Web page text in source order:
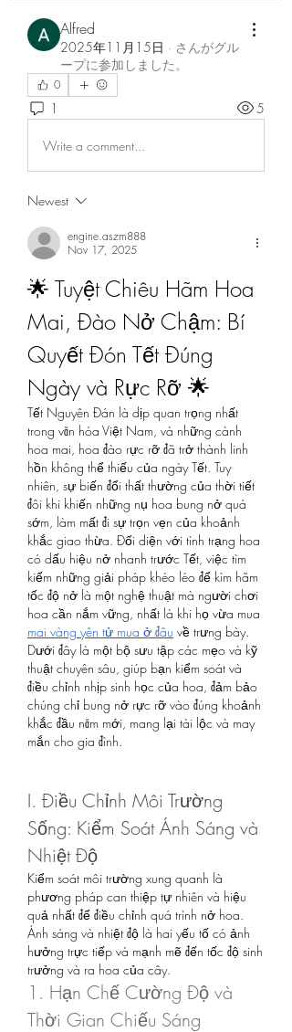
Alfred
2025年11月15日 · さんがグル
ープに参加しました。
0
1 5
Write a comment...
Newest
engine.aszm888
Nov 17, 2025
🌟 Tuyệt Chiêu Hãm Hoa
Mai, Đào Nở Chậm: Bí
Quyết Đón Tết Đúng
Ngày và Rực Rỡ 🌟
Tết Nguyên Đán là dịp quan trọng nhất
trong văn hóa Việt Nam, và những cành
hoa mai, hoa đào rực rỡ đã trở thành linh
hồn không thể thiếu của ngày Tết. Tuy
nhiên, sự biến đổi thất thường của thời tiết
đôi khi khiến những nụ hoa bung nở quá
sớm, làm mất đi sự trọn vẹn của khoảnh
khắc giao thừa. Đối diện với tình trạng hoa
có dấu hiệu nở nhanh trước Tết, việc tìm
kiếm những giải pháp khéo léo để kìm hãm
tốc độ nở là một nghệ thuật mà người chơi
mai vàng yên tử mua ở đâu về trưng bày.
Dưới đây là một bộ sưu tập các mẹo và kỹ
thuật chuyên sâu, giúp bạn kiểm soát và
điều chỉnh nhịp sinh học của hoa, đảm bảo
chúng chỉ bung nở rực rỡ vào đúng khoảnh
khắc đầu năm mới, mang lại tài lộc và may
mắn cho gia đình.
I. Điều Chỉnh Môi Trường
Sống: Kiểm Soát Ánh Sáng và
Nhiệt Độ
Kiểm soát môi trường xung quanh là
phương pháp can thiệp tự nhiên và hiệu
quả nhất để điều chỉnh quá trình nở hoa.
Ánh sáng và nhiệt độ là hai yếu tố có ảnh
hưởng trực tiếp và mạnh mẽ đến tốc độ sinh
trưởng và ra hoa của cây.
1. Hạn Chế Cường Độ và
Thời Gian Chiếu Sáng